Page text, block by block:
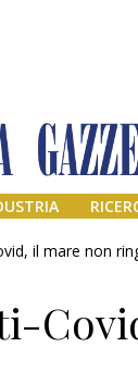
il mare non